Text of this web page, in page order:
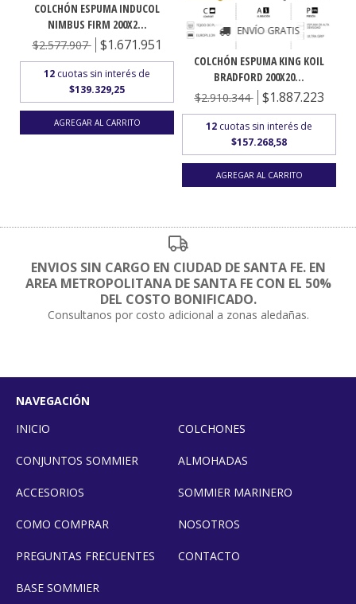
COLCHÓN ESPUMA INDUCOL
NIMBUS FIRM 200X2...
$2.577.907
$1.671.951
12 cuotas sin interés de
$139.329,25
ENVÍO GRATIS
COLCHÓN ESPUMA KING KOIL
BRADFORD 200X20...
$2.910.344
$1.887.223
12 cuotas sin interés de
$157.268,58
ENVIOS SIN CARGO EN CIUDAD DE SANTA FE. EN
AREA METROPOLITANA DE SANTA FE CON EL 50%
DEL COSTO BONIFICADO.
Consultanos por costo adicional a zonas aledañas.
NAVEGACIÓN
INICIO
COLCHONES
CONJUNTOS SOMMIER ALMOHADAS
ACCESORIOS SOMMIER MARINERO
COMO COMPRAR NOSOTROS
PREGUNTAS FRECUENTES CONTACTO
BASE SOMMIER